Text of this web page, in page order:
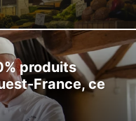
produits
France, ce